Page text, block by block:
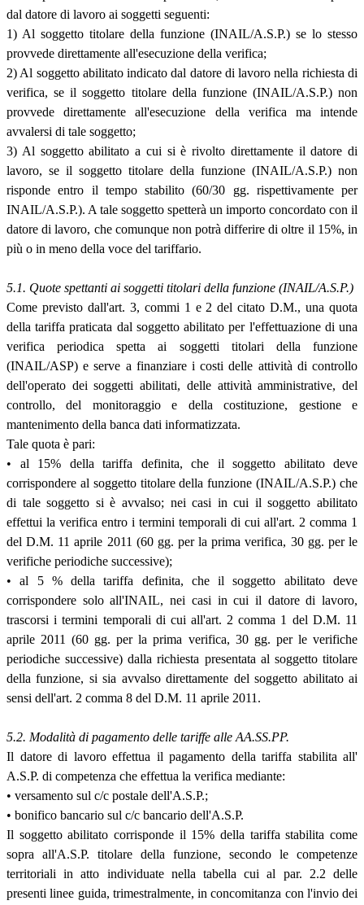
dal datore di lavoro ai soggetti seguenti:
1) Al soggetto titolare della funzione (INAIL/A.S.P.) se lo stesso
provvede direttamente all'esecuzione della verifica;
2) Al soggetto abilitato indicato dal datore di lavoro nella richiesta di
verifica, se il soggetto titolare della funzione (INAIL/A.S.P.) non
provvede direttamente all'esecuzione della verifica ma intende
avvalersi di tale soggetto;
3) Al soggetto abilitato a cui si è rivolto direttamente il datore di
lavoro, se il soggetto titolare della funzione (INAIL/A.S.P.) non
risponde entro il tempo stabilito (60/30 gg. rispettivamente per
INAIL/A.S.P.). A tale soggetto spetterà un importo concordato con il
datore di lavoro, che comunque non potrà differire di oltre il 15%, in
più o in meno della voce del tariffario.
5.1. Quote spettanti ai soggetti titolari della funzione (INAIL/A.S.P.)
Come previsto dall'art. 3, commi 1 e 2 del citato D.M., una quota
della tariffa praticata dal soggetto abilitato per l'effettuazione di una
verifica periodica spetta ai soggetti titolari della funzione
(INAIL/ASP) e serve a finanziare i costi delle attività di controllo
dell'operato dei soggetti abilitati, delle attività amministrative, del
controllo, del monitoraggio e della costituzione, gestione e
mantenimento della banca dati informatizzata.
Tale quota è pari:
• al 15% della tariffa definita, che il soggetto abilitato deve
corrispondere al soggetto titolare della funzione (INAIL/A.S.P.) che
di tale soggetto si è avvalso; nei casi in cui il soggetto abilitato
effettui la verifica entro i termini temporali di cui all'art. 2 comma 1
del D.M. 11 aprile 2011 (60 gg. per la prima verifica, 30 gg. per le
verifiche periodiche successive);
• al 5 % della tariffa definita, che il soggetto abilitato deve
corrispondere solo all'INAIL, nei casi in cui il datore di lavoro,
trascorsi i termini temporali di cui all'art. 2 comma 1 del D.M. 11
aprile 2011 (60 gg. per la prima verifica, 30 gg. per le verifiche
periodiche successive) dalla richiesta presentata al soggetto titolare
della funzione, si sia avvalso direttamente del soggetto abilitato ai
sensi dell'art. 2 comma 8 del D.M. 11 aprile 2011.
5.2. Modalità di pagamento delle tariffe alle AA.SS.PP.
Il datore di lavoro effettua il pagamento della tariffa stabilita all'
A.S.P. di competenza che effettua la verifica mediante:
• versamento sul c/c postale dell'A.S.P.;
• bonifico bancario sul c/c bancario dell'A.S.P.
Il soggetto abilitato corrisponde il 15% della tariffa stabilita come
sopra all'A.S.P. titolare della funzione, secondo le competenze
territoriali in atto individuate nella tabella cui al par. 2.2 delle
presenti linee guida, trimestralmente, in concomitanza con l'invio dei